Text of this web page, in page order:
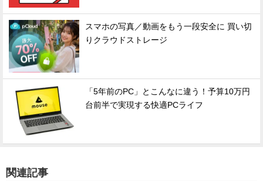
スマホの写真／動画をもう一段安全に 買い切
りクラウドストレージ
「5年前のPC」とこんなに違う！予算10万円
台前半で実現する快適PCライフ
関連記事